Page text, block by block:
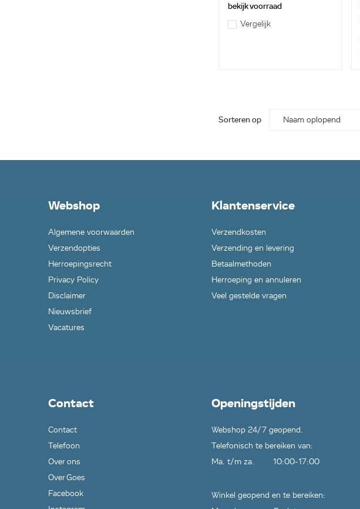
bekijk voorraad
Vergelijk
Sorteren op
Webshop
Algemene voorwaarden
Verzendopties
Herroepingsrecht
Privacy Policy
Disclaimer
Nieuwsbrief
Vacatures
Klantenservice
Verzendkosten
Verzending en levering
Betaalmethoden
Herroeping en annuleren
Veel gestelde vragen
Contact
Contact
Telefoon
Over ons
Over Goes
Facebook
Openingstijden
Webshop 24/7 geopend.
Telefonisch te bereiken van:
Ma. t/m za.
10:00-17:00
Winkel geopend en te bereiken: